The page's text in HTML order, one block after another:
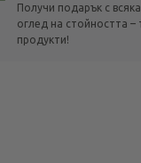
Получи подарък с
оглед на стойността –
продукти!